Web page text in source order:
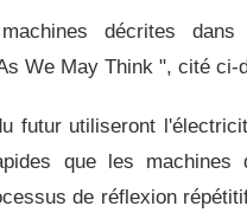
décrites
We May Think ", cité ci-
futur utiliseront
que les machines
de réflexion